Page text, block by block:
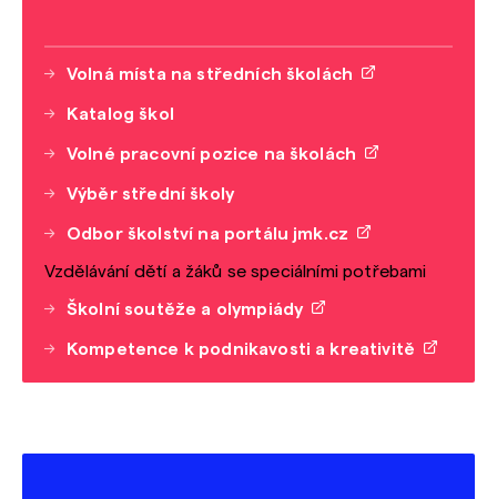
Volná místa na středních školách
Katalog škol
Volné pracovní pozice na školách
Výběr střední školy
Odbor školství na portálu jmk.cz
Vzdělávání dětí a žáků se speciálními potřebami
Školní soutěže a olympiády
Kompetence k podnikavosti a kreativitě